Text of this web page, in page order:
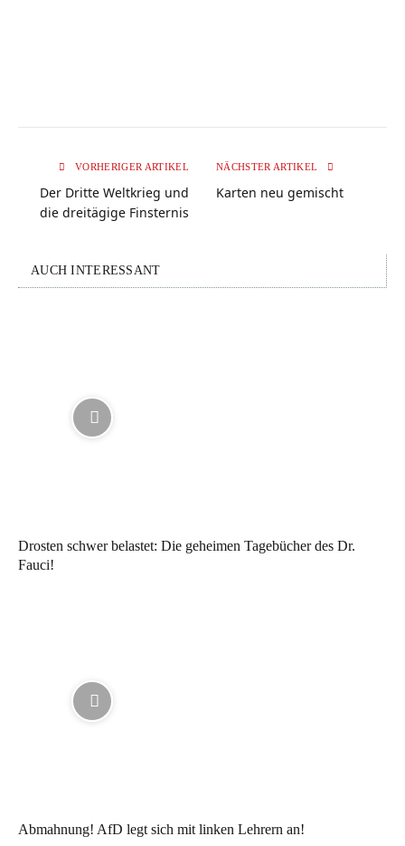
VORHERIGER ARTIKEL
Der Dritte Weltkrieg und
die dreitägige Finsternis
NÄCHSTER ARTIKEL
Karten neu gemischt
AUCH INTERESSANT
Drosten schwer belastet: Die geheimen Tagebücher des Dr.
Fauci!
Abmahnung! AfD legt sich mit linken Lehrern an!